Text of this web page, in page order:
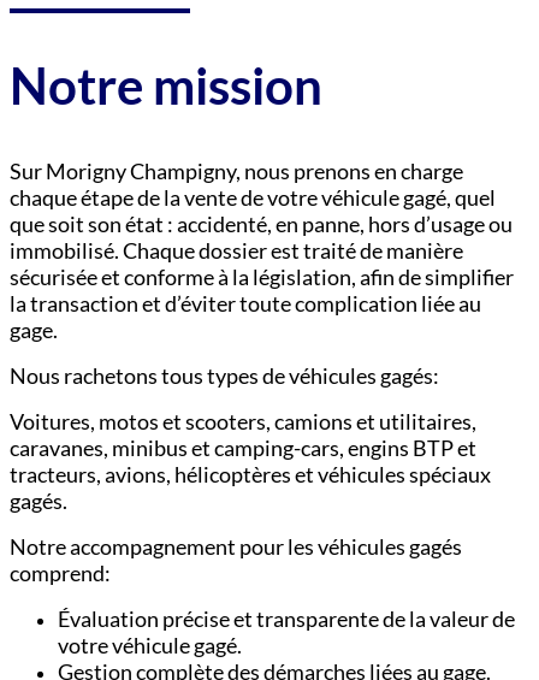
Notre mission
Sur Morigny Champigny, nous prenons en charge
chaque étape de la vente de votre véhicule gagé, quel
que soit son état : accidenté, en panne, hors d’usage ou
immobilisé. Chaque dossier est traité de manière
sécurisée et conforme à la législation, afin de simplifier
la transaction et d’éviter toute complication liée au
gage.
Nous rachetons tous types de véhicules gagés:
Voitures, motos et scooters,camions et utilitaires,
caravanes, minibus et camping-cars,engins BTP et
tracteurs,avions, hélicoptères et véhicules spéciaux
gagés.
Notre accompagnement pour les véhicules gagés
comprend:
Évaluation précise et transparente de la valeur de
votre véhicule gagé.
Gestion complète des démarches liées au gage.